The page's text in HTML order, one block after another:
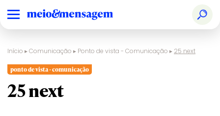
Início ▸Comunicação ▸ Ponto de vista - Comunicação ▸ 25 next
ponto de vista - comunicação
25 next